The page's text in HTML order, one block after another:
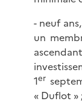
- neuf
un
1er
« Duflot »